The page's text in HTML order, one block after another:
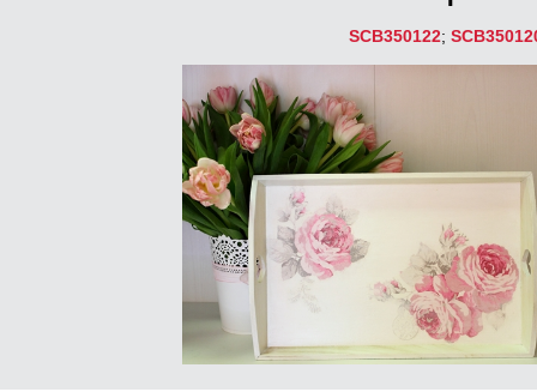
SCB350122;